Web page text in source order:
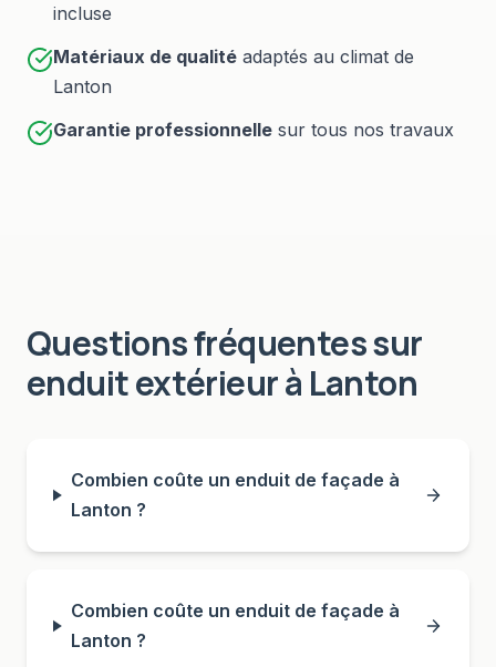
incluse
Matériaux de qualité adaptés au climat de
Lanton
Garantie professionnelle sur tous nos travaux
Questions fréquentes sur
enduit extérieurà Lanton
Combien coûte un enduit de façade à
Lanton ?
Combien coûte un enduit de façade à
Lanton ?